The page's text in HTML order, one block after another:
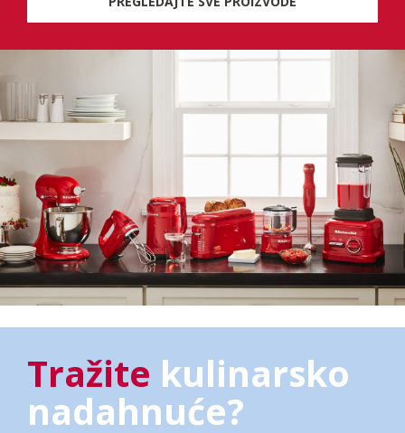
Tražite kulinarsko
nadahnuće?